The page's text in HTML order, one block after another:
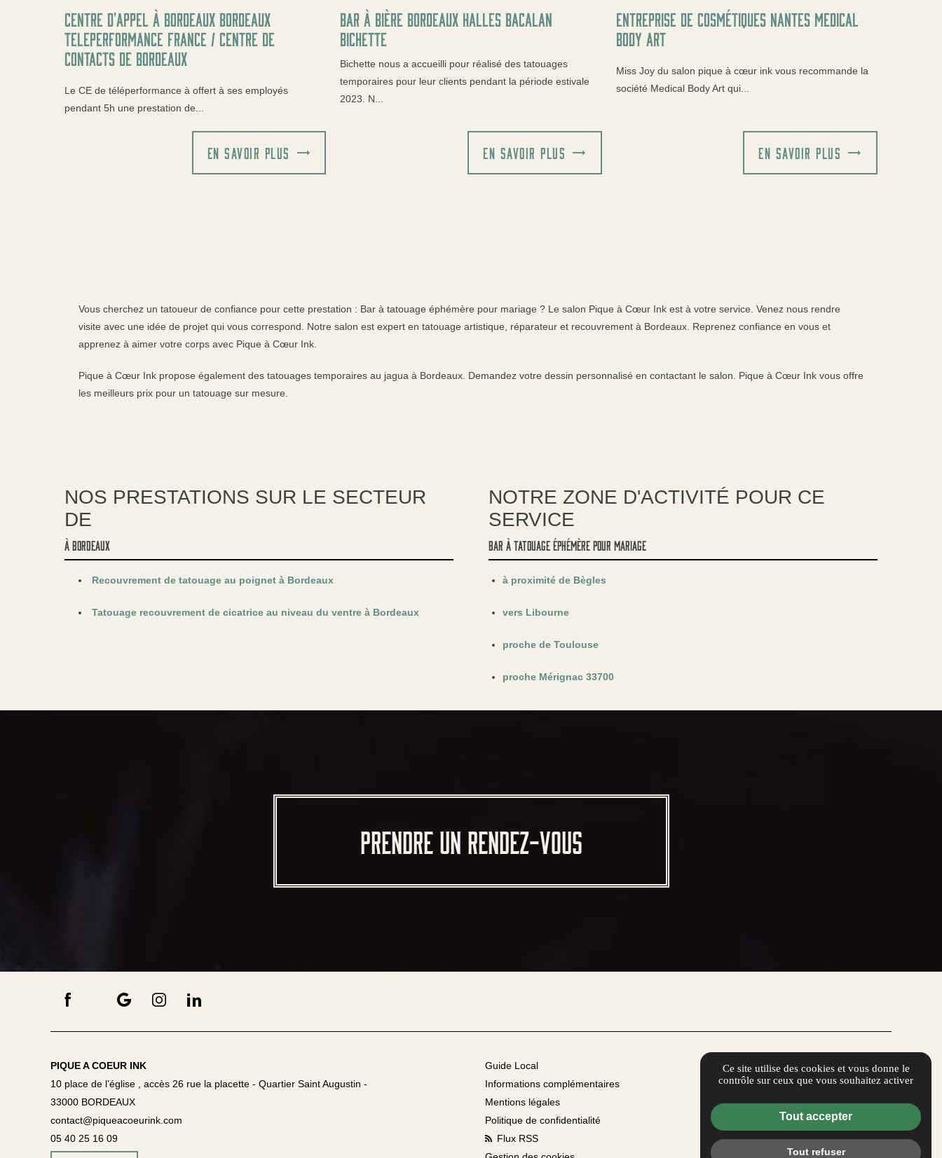
Centre d'appel à Bordeaux BORDEAUX
Teleperformance France / Centre de
contacts de Bordeaux
Le CE de téléperformance à offert à ses employés
pendant 5h une prestation de...
EN SAVOIR PLUS
Bar à bière Bordeaux halles Bacalan
Bichette
Bichette nous a accueilli pour réalisé des tatouages
temporaires pour leur clients pendant la période estivale
2023. N...
EN SAVOIR PLUS
Entreprise de cosmétiques Nantes Medical
Body Art
Miss Joy du salon pique à cœur ink vous recommande la
société Medical Body Art qui...
EN SAVOIR PLUS
Vous cherchez un tatoueur de confiance pour cette prestation : Bar à tatouage éphémère pour mariage ? Le salon Pique à Cœur Ink est à votre service. Venez nous rendre
visite avec une idée de projet qui vous correspond. Notre salon est expert en tatouage artistique, réparateur et recouvrement à Bordeaux. Reprenez confiance en vous et
apprenez à aimer votre corps avec Pique à Cœur Ink.
Pique à Cœur Ink propose également des tatouages temporaires au jagua à Bordeaux. Demandez votre dessin personnalisé en contactant le salon. Pique à Cœur Ink vous offre
les meilleurs prix pour un tatouage sur mesure.
NOS PRESTATIONS SUR LE SECTEUR
DE
à Bordeaux
Recouvrement de tatouage au poignet à Bordeaux
Tatouage recouvrement de cicatrice au niveau du ventre à Bordeaux
NOTRE ZONE D'ACTIVITÉ POUR CE
SERVICE
Bar à tatouage éphémère pour mariage
à proximité de Bègles
vers Libourne
proche de Toulouse
proche Mérignac 33700
PRENDRE UN RENDEZ-VOUS
PIQUE A COEUR INK
10 place de l’église , accès 26 rue la placette - Quartier Saint Augustin -
33000 BORDEAUX
contact@piqueacoeurink.com
05 40 25 16 09
Guide Local
Informations complémentaires
Mentions légales
Politique de confidentialité
Flux RSS
Ce site utilise des cookies et vous donne le
contrôle sur ceux que vous souhaitez activer
Tout accepter
Tout refuser